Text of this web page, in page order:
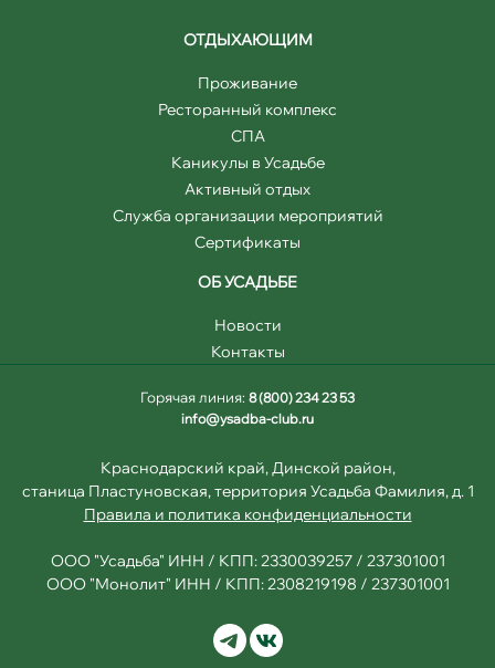
ОТДЫХАЮЩИМ
Проживание
Ресторанный комплекс
СПА
Каникулы в Усадьбе
Активный отдых
Служба организации мероприятий
Сертификаты
ОБ УСАДЬБЕ
Новости
Контакты
Горячая линия: 8 (800) 234 23 53
info@ysadba-club.ru
Краснодарский край, Динской район,
станица Пластуновская, территория Усадьба Фамилия, д. 1
Правила и политика конфиденциальности
ООО "Усадьба" ИНН / КПП: 2330039257 / 237301001
ООО "Монолит" ИНН / КПП: 2308219198 / 237301001